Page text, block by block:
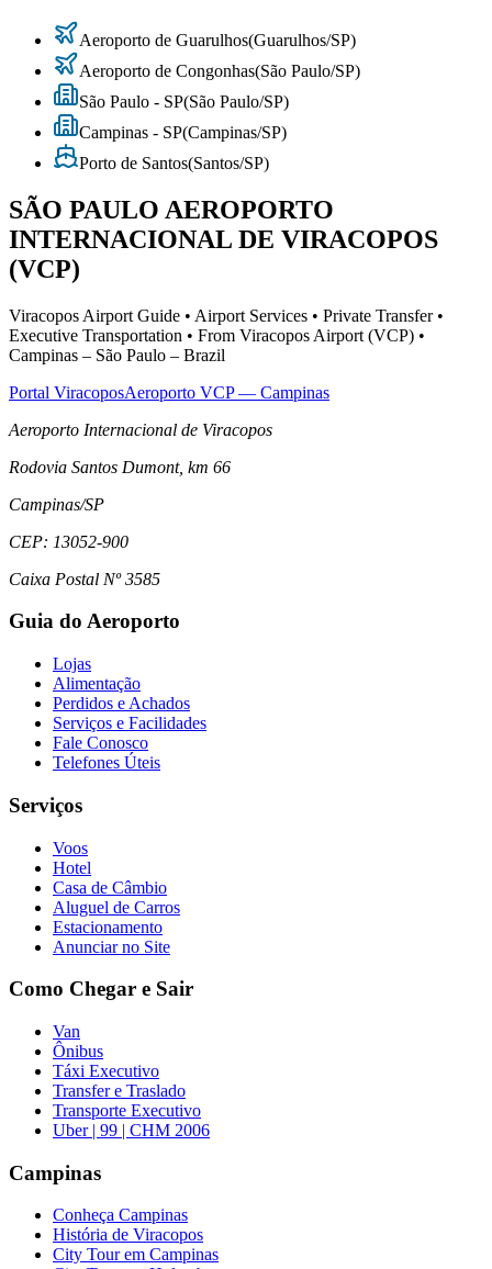
Aeroporto de Guarulhos(Guarulhos/SP)
Aeroporto de Congonhas(São Paulo/SP)
São Paulo - SP(São Paulo/SP)
Campinas - SP(Campinas/SP)
Porto de Santos(Santos/SP)
SÃO PAULO AEROPORTO
INTERNACIONAL DE VIRACOPOS
(VCP)
Viracopos Airport Guide • Airport Services • Private Transfer •
Executive Transportation • From Viracopos Airport (VCP) •
Campinas – São Paulo – Brazil
Portal ViracoposAeroporto VCP — Campinas
Aeroporto Internacional de Viracopos
Rodovia Santos Dumont, km 66
Campinas/SP
CEP: 13052-900
Caixa Postal Nº 3585
Guia do Aeroporto
Lojas
Alimentação
Perdidos e Achados
Serviços e Facilidades
Fale Conosco
Telefones Úteis
Serviços
Voos
Hotel
Casa de Câmbio
Aluguel de Carros
Estacionamento
Anunciar no Site
Como Chegar e Sair
Van
Ônibus
Táxi Executivo
Transfer e Traslado
Transporte Executivo
Uber | 99 | CHM 2006
Campinas
Conheça Campinas
História de Viracopos
City Tour em Campinas